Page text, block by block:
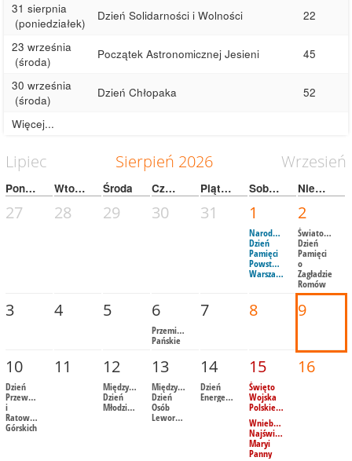
31 sierpnia
(poniedziałek)
Dzień Solidarności i Wolności 22
23 września
(środa)
Początek Astronomicznej Jesieni 45
30 września
(środa)
Dzień Chłopaka 52
Więcej...
Lipiec Sierpień 2026 Wrzesień
Poniedziałek Wtorek Środa Czwartek Piątek Sobota Niedziela
27 28 29 30 31 1
Narodowy
Dzień
Pamięci
Powstania
Warszawskiego
2
Światowy
Dzień
Pamięci
o
Zagładzie
Romów
3 4 5 6
Przemienienie
Pańskie
7 8 9
10
Dzień
Przewodników
i
Ratowników
Górskich
11 12
Międzynarodowy
Dzień
Młodzieży
13
Międzynarodowy
Dzień
Osób
Leworęcznych
14
Dzień
Energetyka
15
Święto
Wojska
Polskiego
Wniebowzięcie
Najświętszej
Maryi
Panny
16